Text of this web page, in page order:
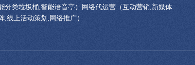
分类垃圾桶,智能语音亭）网络代运营（互动营销,新媒体
,线上活动策划,网络推广）